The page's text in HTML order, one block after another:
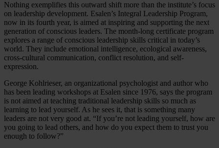
Nothing exemplifies this outward shift more than the institute’s focus
on leadership development. Esalen’s Integral Leadership Program,
now in its fourth year, is aimed at inspiring and supporting the next
generation of conscious leaders. The month-long certificate program
explores a range of conscious leadership skills critical in today’s
world. They include emotional intelligence, ecological awareness,
cross-cultural communication, conflict resolution, and self-
expression.
George Kohlrieser, an organizational psychologist and author who
has been leading workshops at Esalen since 1976, says the program
is not aimed at teaching traditional leadership skills so much as
learning to lead yourself. As he sees it, that is something many
leaders are not very good at. “If you’re not leading yourself, how are
you going to lead others, and how do you expect them to trust you
enough to follow?”